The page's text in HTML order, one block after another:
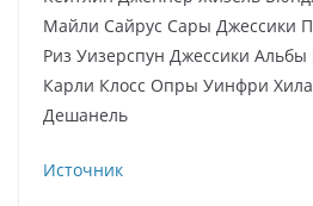
Майли Сайрус Сары Джессики
Риз Уизерспун Джессики
Карли Клосс Опры Уинфри
Дешанель
Источник